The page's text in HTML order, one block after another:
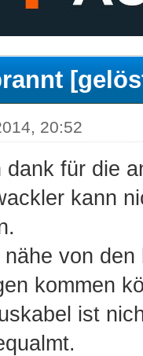
20:52
dank für die
kann
nähe von
kommen
ist